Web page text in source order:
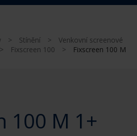
> Stínění >
Venkovní screenové
> Fixscreen 100 >
Fixscreen 100 M
100 M 1+